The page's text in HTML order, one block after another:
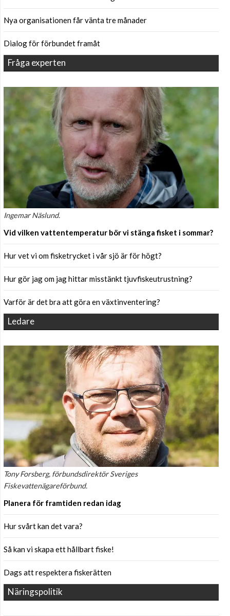
Nya organisationen får vänta tre månader
Dialog för förbundet framåt
Fråga experten
Ingemar Näslund.
Vid vilken vattentemperatur bör vi stänga fisket i sommar?
Hur vet vi om fisketrycket i vår sjö är för högt?
Hur gör jag om jag hittar misstänkt tjuvfiskeutrustning?
Varför är det bra att göra en växtinventering?
Ledare
Tony Forsberg, förbundsdirektör Sveriges
Fiskevattenägareförbund.
Planera för framtiden redan idag
Hur svårt kan det vara?
Så kan vi skapa ett hållbart fiske!
Dags att respektera fiskerätten
Näringspolitik